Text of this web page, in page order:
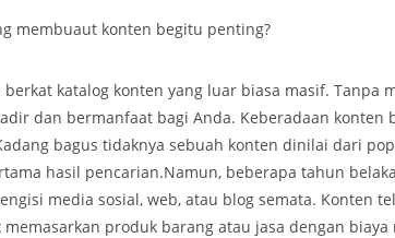
membuaut konten begitu penting?
katalog konten yang luar biasa masif. Tanpa
dan bermanfaat bagi Anda. Keberadaan konten
bagus tidaknya sebuah konten dinilai dari
hasil pencarian.Namun, beberapa tahun
media sosial, web, atau blog semata. Konten
produk barang atau jasa dengan